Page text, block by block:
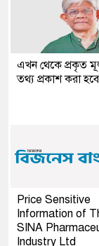
এখন থেকে প্রকৃত
তথ্য প্রকাশ করা হবে
Price Sensitive
Information of
SINA
Industry Ltd